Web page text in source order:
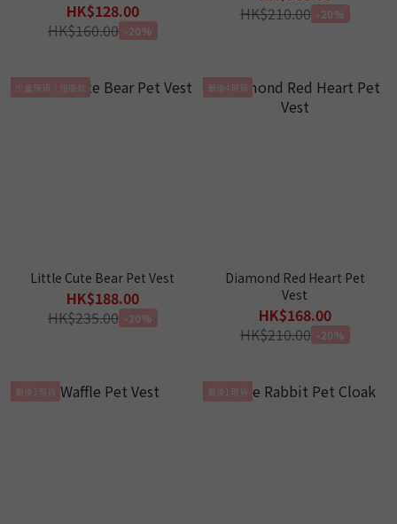
HK$128.00
HK$160.00 -20%
HK$210.00 -20%
少量現貨｜絕版款
Little Cute Bear Pet Vest
HK$188.00
HK$235.00 -20%
最後4現貨
Diamond Red Heart Pet
Vest
HK$168.00
HK$210.00 -20%
最後3現貨 最後1現貨